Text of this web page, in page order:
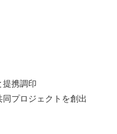
提携調印
プロジェクトを創出